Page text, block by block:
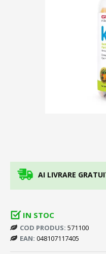
AI LIVRARE
IN STOC
COD PRODUS: 571100
EAN: 048107117405